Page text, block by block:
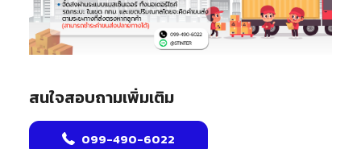
สนใจสอบถามเพิ่มเติม
099-490-6022